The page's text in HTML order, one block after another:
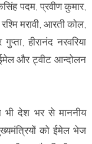
पदम, प्रवीण कुमार,
मरावी, आरती कोल,
हीरानंद नरवरिया
ईमेल और ट्वीट आन्दोलन
देश भर से माननीय
को ईमेल भेज